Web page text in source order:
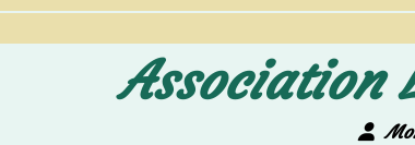
Association